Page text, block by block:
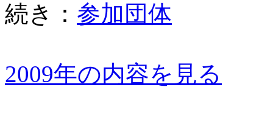
続き： 参加団体
2009年の内容を見る